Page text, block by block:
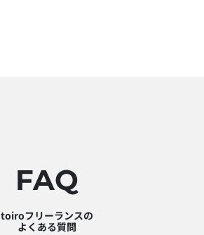
FAQ
toiroフリーランスの
よくある質問